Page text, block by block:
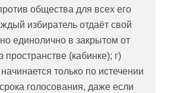
общества для всех его
избиратель отдаёт свой
единолично в закрытом от
пространстве (кабинке); г)
только по истечении
голосования, даже если